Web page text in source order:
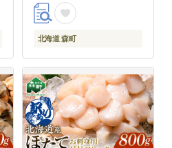
貝類 おつまみ 海鮮丼
魚介類 貝柱 ふるさと納
税 北海道 訳あり mr1-
北海道 森町